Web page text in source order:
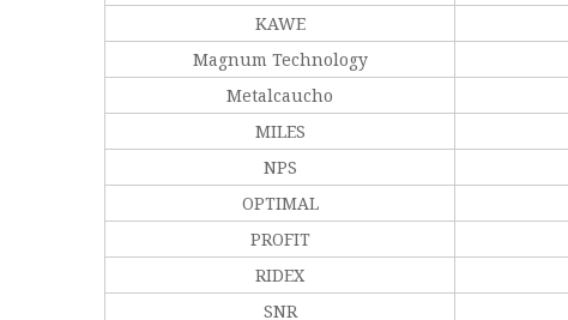
KAWE
Magnum Technology
Metalcaucho
MILES
NPS
OPTIMAL
PROFIT
RIDEX
SNR